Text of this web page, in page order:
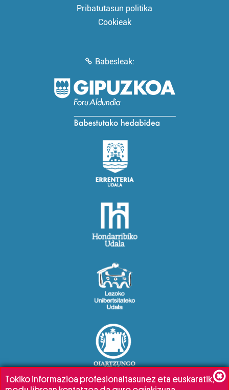
Pribatutasun politika
Cookieak
Babesleak:
Tokiko informazioa profesionaltasunez eta euskaratik,